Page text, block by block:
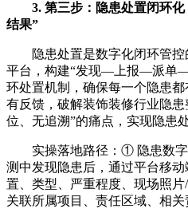
3. 第三步：隐患处置闭环
结果”
隐患处置是数字化闭环管
平台，构建“发现—上报—派单
环处置机制，确保每一个隐患都
有反馈，破解装饰装修行业隐
位、无追溯”的痛点，实现隐患
实操落地路径：① 隐患数
测中发现隐患后，通过平台移
置、类型、严重程度、现场照
关联所属项目、责任区域、相